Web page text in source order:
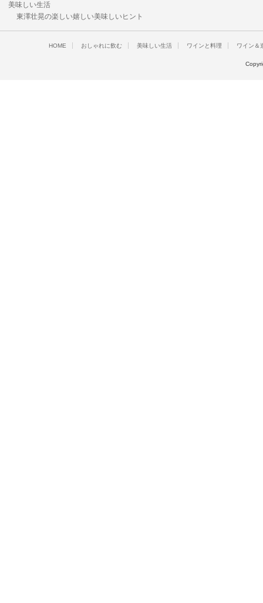
美味しい生活
東澤壮晃の楽しい嬉しい美味しいヒント
HOME おしゃれに飲む 美味しい生活 ワインと料理 ワイン＆